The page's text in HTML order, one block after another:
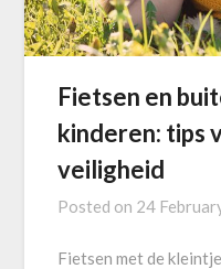
Fietsen en
kinderen: tips
veiligheid
Posted on 24
Fietsen met de